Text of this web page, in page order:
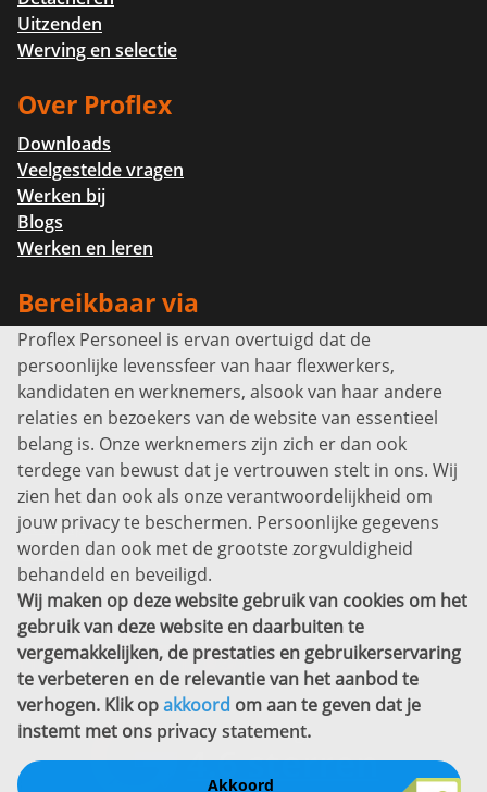
Uitzenden
Werving en selectie
Over Proflex
Downloads
Veelgestelde vragen
Werken bij
Blogs
Werken en leren
Bereikbaar via
Info@proflexpersoneel.nl
Bel ons:+31 (0)85 0450040
Prins Willem-Alexanderlaan 301
7311 SW Apeldoorn
Disclaimer
Privacyverklaring
Sitemap
Copyright
Bekijk ook eens
Proflex Personeel is ervan overtuigd dat de
persoonlijke levenssfeer van haar flexwerkers,
kandidaten en werknemers, alsook van haar andere
relaties en bezoekers van de website van essentieel
belang is. Onze werknemers zijn zich er dan ook
terdege van bewust dat je vertrouwen stelt in ons. Wij
zien het dan ook als onze verantwoordelijkheid om
jouw privacy te beschermen. Persoonlijke gegevens
worden dan ook met de grootste zorgvuldigheid
behandeld en beveiligd.
Wij maken op deze website gebruik van cookies om het
gebruik van deze website en daarbuiten te
vergemakkelijken, de prestaties en gebruikerservaring
te verbeteren en de relevantie van het aanbod te
verhogen. Klik opakkoord om aan te geven dat je
instemt met ons privacy statement.
Akkoord